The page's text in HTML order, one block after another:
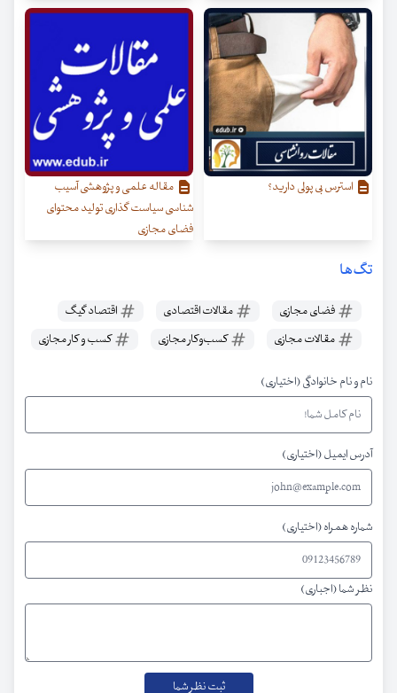
استرس بی پولی دارید؟
مقاله علمی و پژوهشی آسیب
شناسی سیاست گذاری تولید محتوای
فضای مجازی
تگ‌ها
فضای مجازی مقالات اقتصادی
اقتصاد گیگ
مقالات مجازی
کسب‌وکار مجازی کسب‌ و کار مجازی
نام و نام خانوادگی (اختیاری)
آدرس ایمیل (اختیاری)
شماره همراه (اختیاری)
نظر شما (اجباری)